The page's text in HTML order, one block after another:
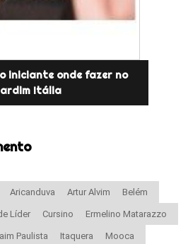
iniciante onde fazer no
Itália
Aricanduva Artur Alvim Belém
Líder Cursino Ermelino Matarazzo
Paulista Itaquera Mooca